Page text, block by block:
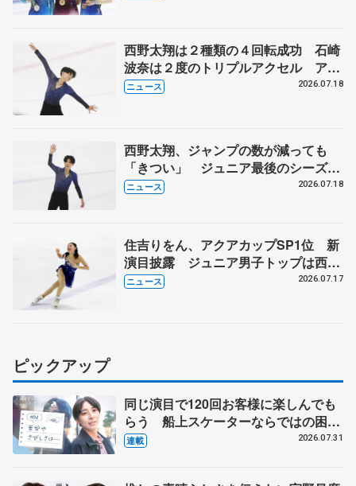
西野太翔は２種類の４回転成功 石崎
波奈は２度のトリプルアクセル アク
アカップ、ジュニア男女フリー
ニュース 2026.07.18
西野太翔、ジャンプの数が減っても
「きつい」 ジュニア最後のシーズン
で挑戦
ニュース 2026.07.18
住吉りをん、アクアカップSP1位 新
演目披露 ジュニア男子トップは西野
太翔
ニュース 2026.07.17
ピックアップ
同じ演目で120回お客様に楽しんでも
らう 船上スケーターならではの困難
とは 影響あったPIW前キャプテン松
連載 2026.07.31